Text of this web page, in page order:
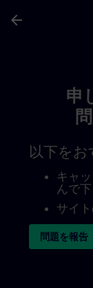
arrow_back
申
以下をお
キャ
んで下
サイ
問題を報告